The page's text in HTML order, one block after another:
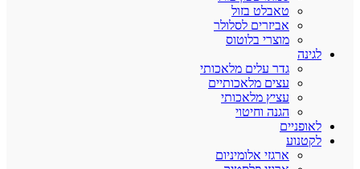
טאבלט בזול
אביזרים לסלולר
מוצרי בלוטוס
לגינה
גדר עלים מלאכותי
עצים מלאכותיים
עציץ מלאכותי
הגנה וחיטוי
לאופניים
לקטנוע
ארגזי אלומיניום